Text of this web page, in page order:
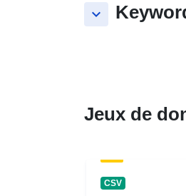
keyboard_arrow_down
Jeux de
CSV